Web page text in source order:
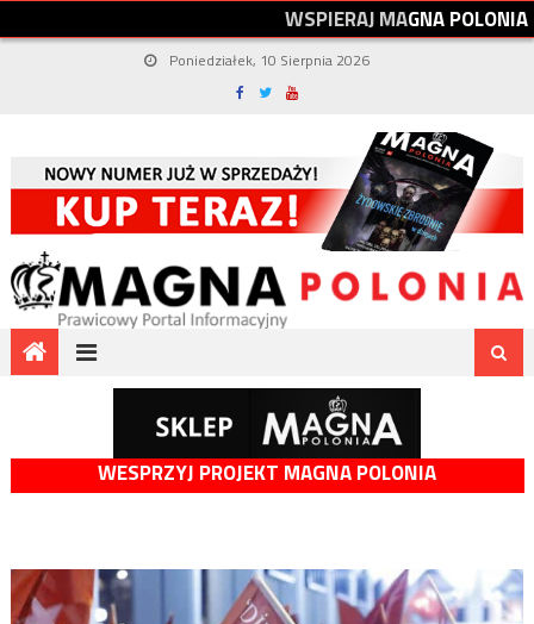
WSPIERAJMAGNAPOLONIA
Poniedziałek, 10 Sierpnia 2026
WESPRZYJ PROJEKT MAGNA POLONIA